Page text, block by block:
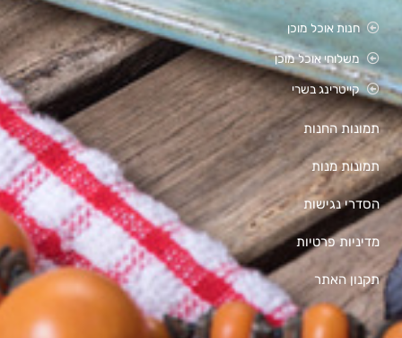
חנות אוכל מוכן
משלוחי אוכל מוכן
קייטרינג בשרי
תמונות החנות
תמונות מנות
הסדרי נגישות
מדיניות פרטיות
תקנון האתר